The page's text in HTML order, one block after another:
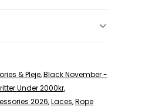
& Pleje,Black November -
Under 2000kr,
2026,Laces,Rope